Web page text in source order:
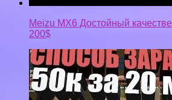
Meizu MX6 Достойный
200$